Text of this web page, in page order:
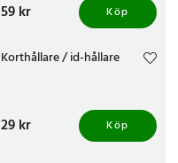
Pris:59 kr
59 kr Köp
Korthållare / id-hållare
Pris:29 kr
29 kr Köp